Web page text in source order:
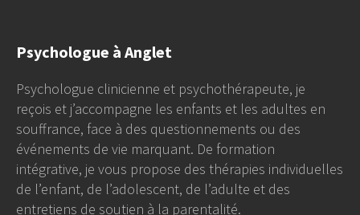
Psychologue à Anglet
Psychologue clinicienne et psychothérapeute, je
reçois et j’accompagne les enfants et les adultes en
souffrance, face à des questionnements ou des
événements de vie marquant. De formation
intégrative, je vous propose des thérapies individuelles
de l’enfant, de l’adolescent, de l’adulte et des
entretiens de soutien à la parentalité.